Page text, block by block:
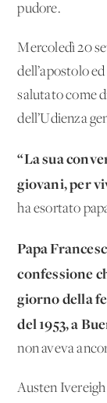
pudore.
Mercoledì 20
dell’apostolo
salutato come
dell’Udienza
“La sua
giovani, per
ha esortato
Papa
confessione
giorno della
del 1953, a
non aveva
Austen